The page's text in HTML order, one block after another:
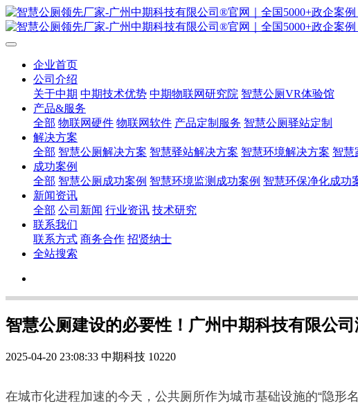
企业首页
公司介绍
关于中期 中期技术优势 中期物联网研究院 智慧公厕VR体验馆
产品&服务
全部 物联网硬件 物联网软件 产品定制服务 智慧公厕驿站定制
解决方案
全部 智慧公厕解决方案 智慧驿站解决方案 智慧环境解决方案 智慧
成功案例
全部 智慧公厕成功案例 智慧环境监测成功案例 智慧环保净化成功
新闻资讯
全部 公司新闻 行业资讯 技术研究
联系我们
联系方式 商务合作 招贤纳士
全站搜索
智慧公厕建设的必要性！广州中期科技有限公
2025-04-20 23:08:33 中期科技 10220
在城市化进程加速的今天，公共厕所作为城市基础设施的“隐形